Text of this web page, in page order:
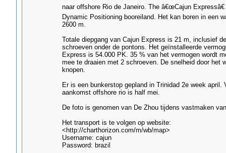
naar offshore Rio de Janeiro. The â€œCajun
Dynamic Positioning booreiland. Het kan boren in een
2600 m.
Totale diepgang van Cajun Express is 21 m, inclusief
schroeven onder de pontons. Het geïnstalleerde
Express is 54.000 PK. 35 % van het vermogen wordt
mee te draaien met 2 schroeven. De snelheid door het
knopen.
Er is een bunkerstop gepland in Trinidad 2e week april.
aankomst offshore rio is half mei.
De foto is genomen van De Zhou tijdens vastmaken
Het transport is te volgen op website:
<http://charthorizon.com/m/wb/map>
Username: cajun
Password: brazil